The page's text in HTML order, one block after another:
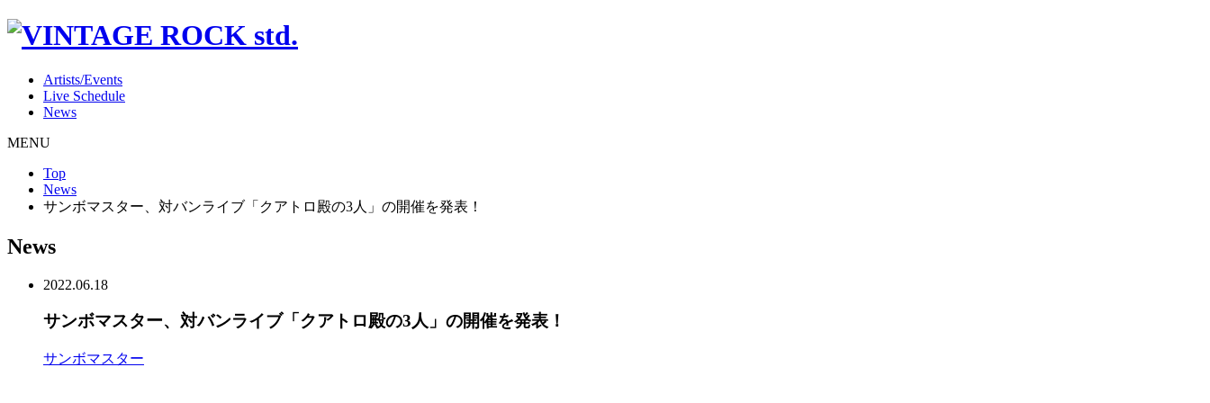
Artists/Events
Live Schedule
News
MENU
Top
News
サンボマスター、対バンライブ「クアトロ殿の3人」の開催を発表！
News
2022.06.18
サンボマスター、対バンライブ「クアトロ殿の3人」の開催を発表！
サンボマスター